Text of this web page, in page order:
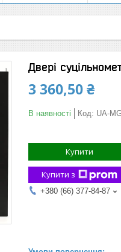
Двері
3 360,50 ₴
В наявності Код: UA-
Купити
Купити з
+380 (66) 377-84-87